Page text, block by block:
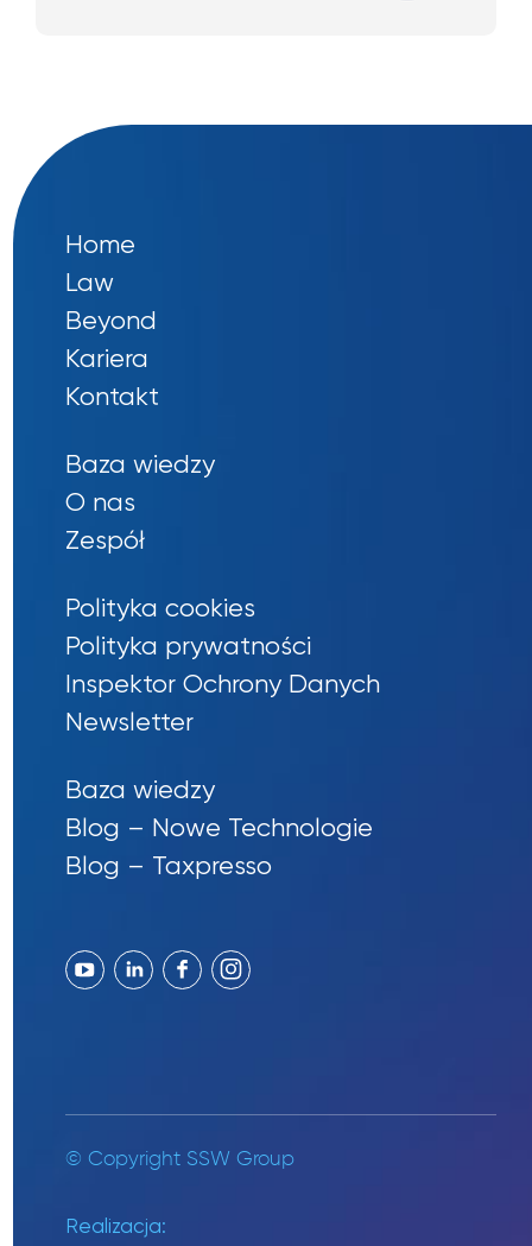
Home
Law
Beyond
Kariera
Kontakt
Baza wiedzy
O nas
Zespół
Polityka cookies
Polityka prywatności
Inspektor Ochrony Danych
Newsletter
Baza wiedzy
Blog – Nowe Technologie
Blog – Taxpresso
© Copyright SSW Group
Realizacja: